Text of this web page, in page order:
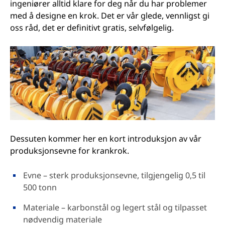
ingeniører alltid klare for deg når du har problemer
med å designe en krok. Det er vår glede, vennligst gi
oss råd, det er definitivt gratis, selvfølgelig.
Dessuten kommer her en kort introduksjon av vår
produksjonsevne for krankrok.
Evne – sterk produksjonsevne, tilgjengelig 0,5 til
500 tonn
Materiale – karbonstål og legert stål og tilpasset
nødvendig materiale